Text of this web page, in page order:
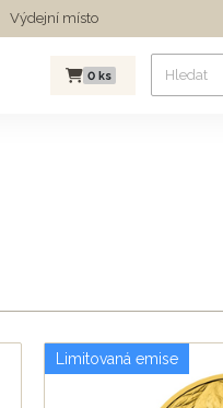
Výdejní místo
Výdejní místo
0 ks
Limitovaná emise